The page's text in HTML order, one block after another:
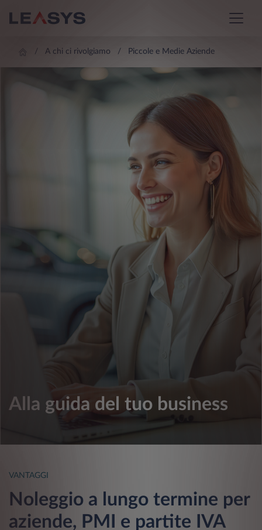
A chi ci rivolgiamo Piccole e Medie Aziende
Alla guida del tuo business
VANTAGGI
Noleggio a lungo termine per
aziende, PMI e partite IVA